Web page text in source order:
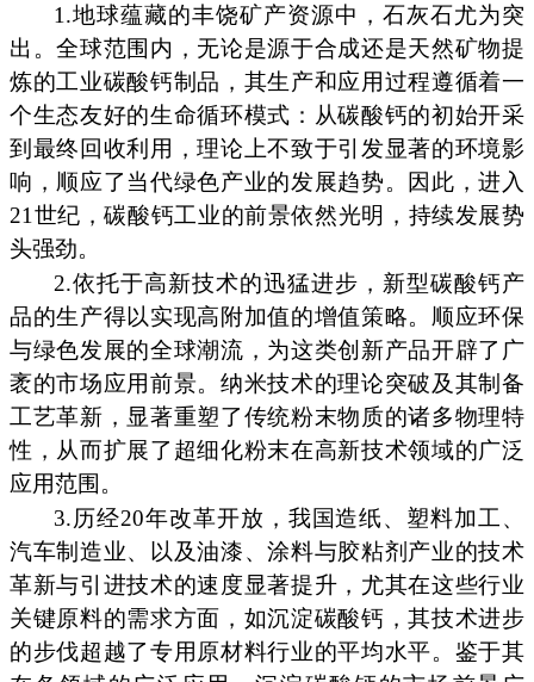
1.地球蕴藏的丰饶矿产资源中，石灰石尤为突
出。全球范围内，无论是源于合成还是天然矿物提
炼的工业碳酸钙制品，其生产和应用过程遵循着一
个生态友好的生命循环模式：从碳酸钙的初始开采
到最终回收利用，理论上不致于引发显著的环境影
响，顺应了当代绿色产业的发展趋势。因此，进入
21世纪，碳酸钙工业的前景依然光明，持续发展势
头强劲。
2.依托于高新技术的迅猛进步，新型碳酸钙产
品的生产得以实现高附加值的增值策略。顺应环保
与绿色发展的全球潮流，为这类创新产品开辟了广
袤的市场应用前景。纳米技术的理论突破及其制备
工艺革新，显著重塑了传统粉末物质的诸多物理特
性，从而扩展了超细化粉末在高新技术领域的广泛
应用范围。
3.历经20年改革开放，我国造纸、塑料加工、
汽车制造业、以及油漆、涂料与胶粘剂产业的技术
革新与引进技术的速度显著提升，尤其在这些行业
关键原料的需求方面，如沉淀碳酸钙，其技术进步
的步伐超越了专用原材料行业的平均水平。鉴于其